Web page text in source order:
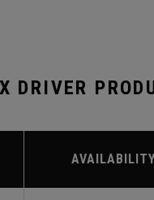
DRIVER
AVAILABILITY